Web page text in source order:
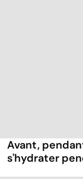
Avant,
s'hydrater